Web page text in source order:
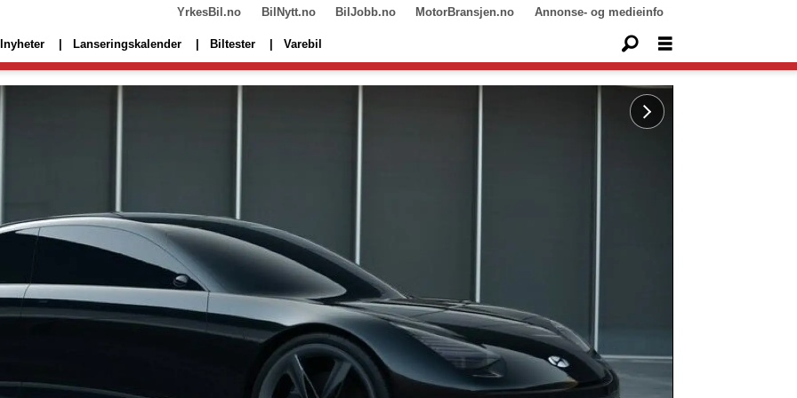
YrkesBil.no BilNytt.no BilJobb.no MotorBransjen.no Annonse- og medieinfo
Lanseringskalender Biltester Varebil